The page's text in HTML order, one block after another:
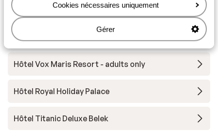
Cookies nécessaires uniquement
Gérer
Hôtel Saturn Palace Resort
Hôtel Paloma Oceana
Hôtel Vox Maris Resort - adults only
Hôtel Royal Holiday Palace
Hôtel Titanic Deluxe Belek